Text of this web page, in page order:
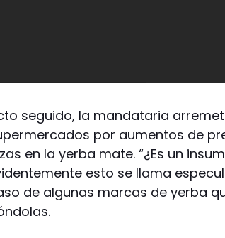
seguido, la mandataria
por aumentos de
en la yerba mate. “¿Es un
esto se llama
de algunas marcas de yerba